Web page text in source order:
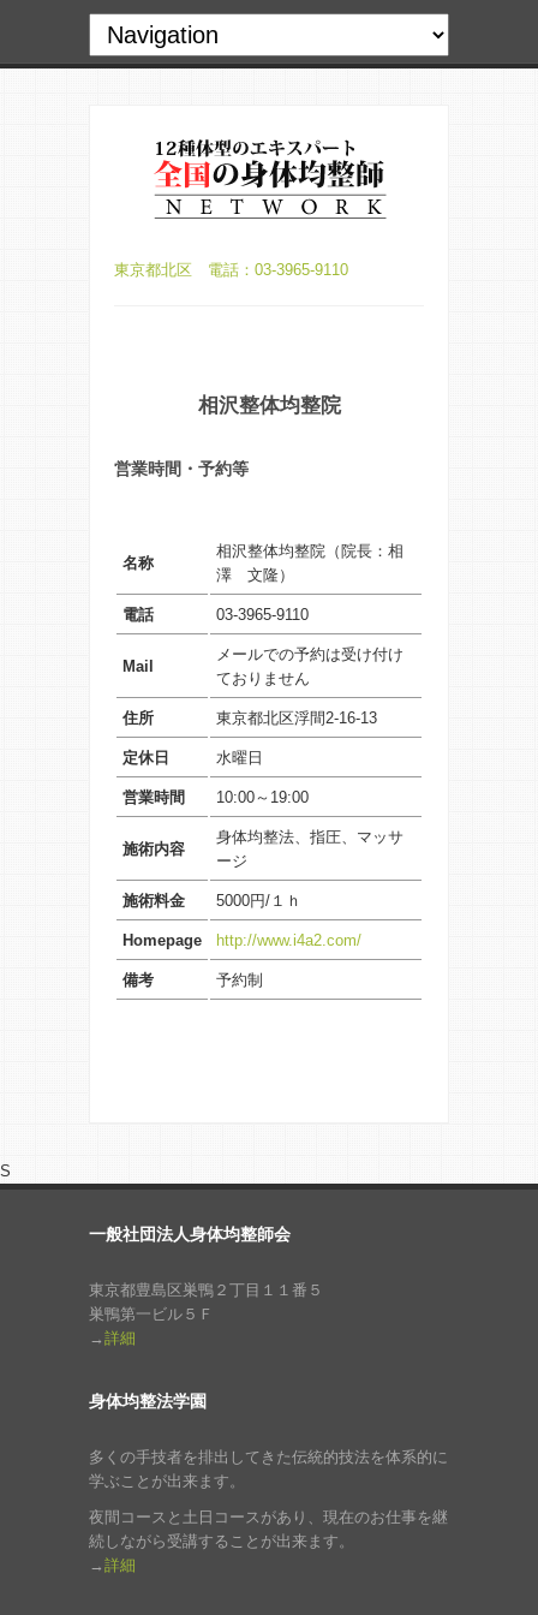
東京都北区 電話：03-3965-9110
相沢整体均整院
営業時間・予約等
名称
相沢整体均整院（院長：相
澤 文隆）
電話 03-3965-9110
Mail
メールでの予約は受け付け
ておりません
住所 東京都北区浮間2-16-13
定休日 水曜日
営業時間 10:00～19:00
施術内容
身体均整法、指圧、マッサ
ージ
施術料金 5000円/１ｈ
Homepage http://www.i4a2.com/
備考 予約制
S
一般社団法人身体均整師会
東京都豊島区巣鴨２丁目１１番５
巣鴨第一ビル５Ｆ
→ 詳細
身体均整法学園
多くの手技者を排出してきた伝統的技法を体系的に
学ぶことが出来ます。
夜間コースと土日コースがあり、現在のお仕事を継
続しながら受講することが出来ます。
→ 詳細